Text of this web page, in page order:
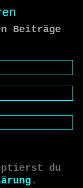
Beiträge
du
.